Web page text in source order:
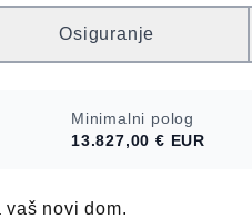
Osiguranje
Minimalni polog
13.827,00 € EUR
novi dom.